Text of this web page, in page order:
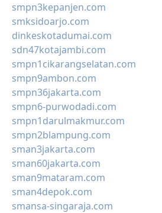
smpn3kepanjen.com
smksidoarjo.com
dinkeskotadumai.com
sdn47kotajambi.com
smpn1cikarangselatan.com
smpn9ambon.com
smpn36jakarta.com
smpn6-purwodadi.com
smpn1darulmakmur.com
smpn2blampung.com
sman3jakarta.com
sman60jakarta.com
sman9mataram.com
sman4depok.com
smansa-singaraja.com